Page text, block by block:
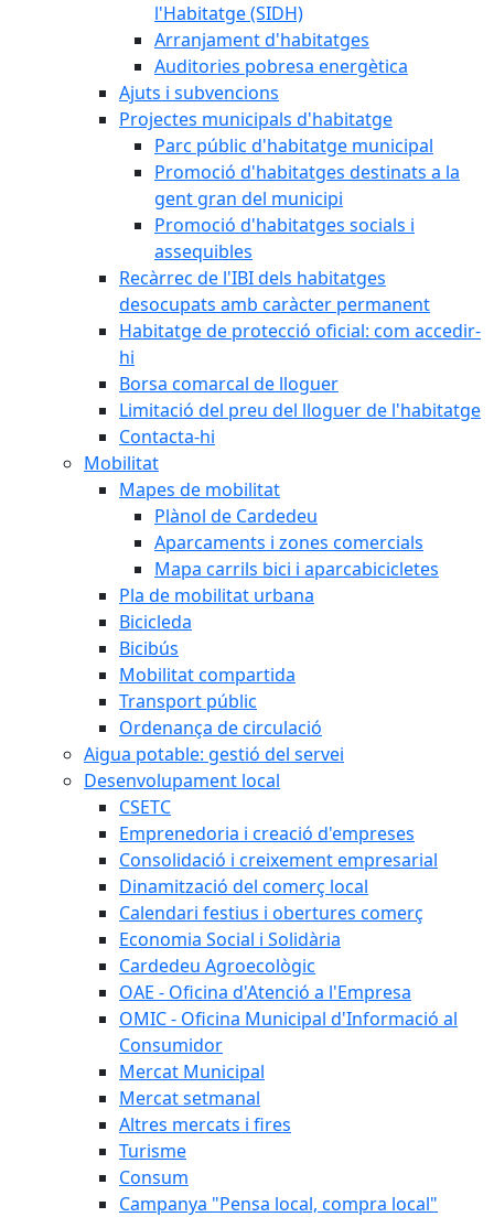
l'Habitatge (SIDH)
Arranjament d'habitatges
Auditories pobresa energètica
Ajuts i subvencions
Projectes municipals d'habitatge
Parc públic d'habitatge municipal
Promoció d'habitatges destinats a la
gent gran del municipi
Promoció d'habitatges socials i
assequibles
Recàrrec de l'IBI dels habitatges
desocupats amb caràcter permanent
Habitatge de protecció oficial: com accedir-
hi
Borsa comarcal de lloguer
Limitació del preu del lloguer de l'habitatge
Contacta-hi
Mobilitat
Mapes de mobilitat
Plànol de Cardedeu
Aparcaments i zones comercials
Mapa carrils bici i aparcabicicletes
Pla de mobilitat urbana
Bicicleda
Bicibús
Mobilitat compartida
Transport públic
Ordenança de circulació
Aigua potable: gestió del servei
Desenvolupament local
CSETC
Emprenedoria i creació d'empreses
Consolidació i creixement empresarial
Dinamització del comerç local
Calendari festius i obertures comerç
Economia Social i Solidària
Cardedeu Agroecològic
OAE - Oficina d'Atenció a l'Empresa
OMIC - Oficina Municipal d'Informació al
Consumidor
Mercat Municipal
Mercat setmanal
Altres mercats i fires
Turisme
Consum
Campanya "Pensa local, compra local"